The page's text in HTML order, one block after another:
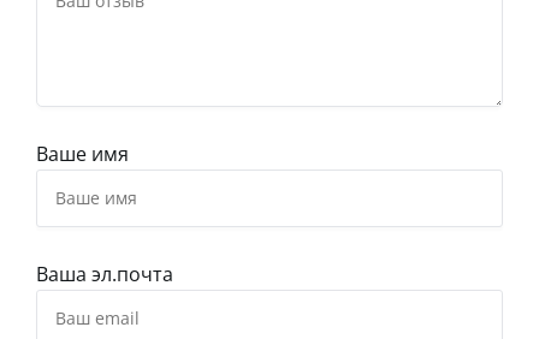
Ваше имя
Ваша эл.почта